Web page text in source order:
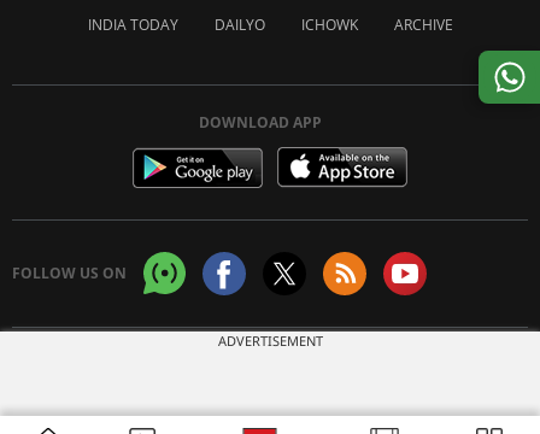
INDIA TODAY DAILYO ICHOWK ARCHIVE
DOWNLOAD APP
FOLLOW US ON
ADVERTISEMENT